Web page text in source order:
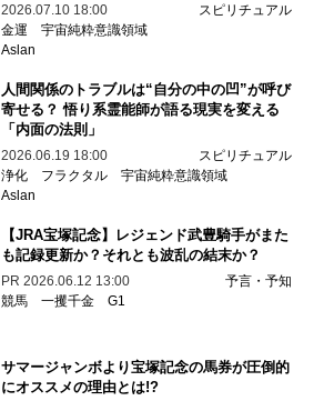
2026.07.10 18:00
スピリチュアル
金運 宇宙純粋意識領域
Aslan
人間関係のトラブルは“自分の中の凹”が呼び
寄せる？ 悟り系霊能師が語る現実を変える
「内面の法則」
2026.06.19 18:00
スピリチュアル
浄化
フラクタル 宇宙純粋意識領域
Aslan
【JRA宝塚記念】レジェンド武豊騎手がまた
も記録更新か？それとも波乱の結末か？
PR 2026.06.12 13:00
予言・予知
競馬 一攫千金 G1
サマージャンボより宝塚記念の馬券が圧倒的
にオススメの理由とは!?